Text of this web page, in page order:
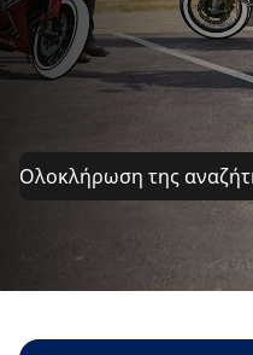
Ολοκλήρωση της